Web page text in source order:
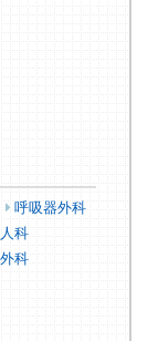
呼吸器外科
科
科